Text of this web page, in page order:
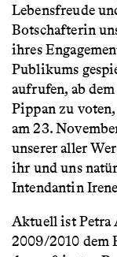
Lebensfreude
Botschafterin
ihres
Publikums
aufrufen, ab
Pippan zu
am 23.
unserer aller
ihr und uns
Intendantin
Aktuell ist Petra
2009/2010 dem